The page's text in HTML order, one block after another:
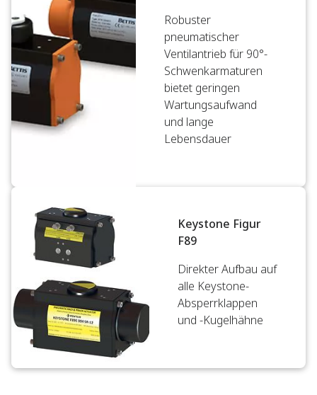
Robuster
pneumatischer
Ventilantrieb für 90°-
Schwenkarmaturen
bietet geringen
Wartungsaufwand
und lange
Lebensdauer
Keystone Figur
F89
Direkter Aufbau auf
alle Keystone-
Absperrklappen
und -Kugelhähne